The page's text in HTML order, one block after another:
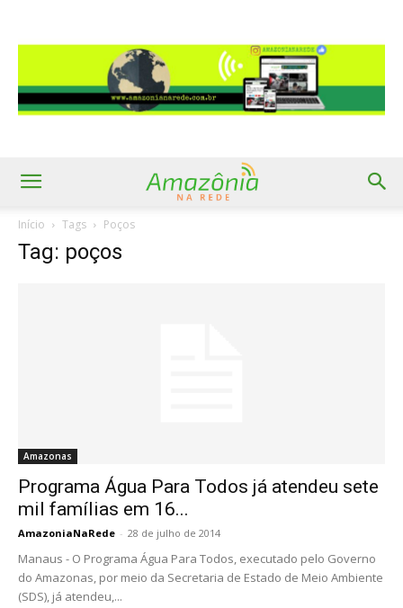
Início Tags Poços
Tag: poços
Amazonas
Programa Água Para Todos já atendeu sete
mil famílias em 16...
AmazoniaNaRede - 28 de julho de 2014
Manaus - O Programa Água Para Todos, executado pelo Governo
do Amazonas, por meio da Secretaria de Estado de Meio Ambiente
(SDS), já atendeu,...